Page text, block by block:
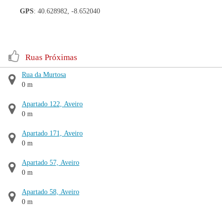
GPS: 40.628982, -8.652040
Ruas Próximas
Rua da Murtosa
0 m
Apartado 122, Aveiro
0 m
Apartado 171, Aveiro
0 m
Apartado 57, Aveiro
0 m
Apartado 58, Aveiro
0 m